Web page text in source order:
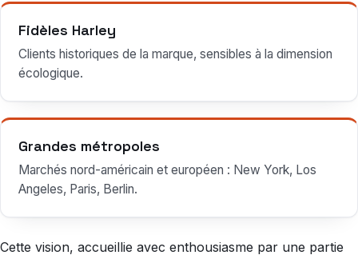
Fidèles Harley
Clients historiques de la marque, sensibles à la dimension
écologique.
Grandes métropoles
Marchés nord-américain et européen : New York, Los
Angeles, Paris, Berlin.
Cette vision, accueillie avec enthousiasme par une partie